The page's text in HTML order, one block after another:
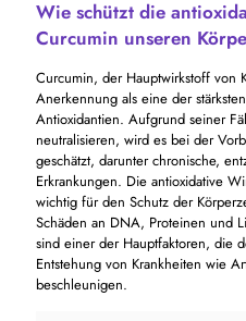
Wie schützt die
Curcumin unseren
Curcumin, der Hauptwirkstoff von
Anerkennung als eine der
Antioxidantien. Aufgrund seiner
neutralisieren, wird es bei der
geschätzt, darunter chronische,
Erkrankungen. Die antioxidative
wichtig für den Schutz der
Schäden an DNA, Proteinen und
sind einer der Hauptfaktoren, die
Entstehung von Krankheiten wie
beschleunigen.